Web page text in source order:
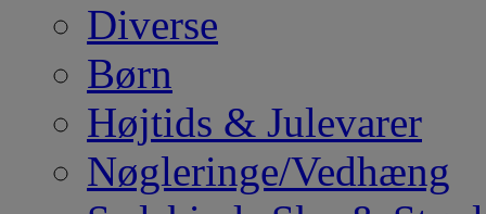
Diverse
Børn
Højtids & Julevarer
Nøgleringe/Vedhæng